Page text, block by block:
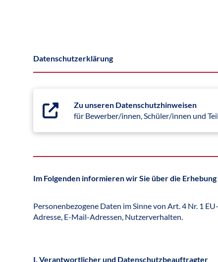
Datenschutzerklärung
Zu unseren Datenschutzhinweisen
für Bewerber/innen, Schüler/innen und
Im Folgenden informieren wir Sie über die
Personenbezogene Daten im Sinne von Art. 4 Nr. 1
Adresse, E-Mail-Adressen, Nutzerverhalten.
I. Verantwortlicher und Datenschutzbeauftragter